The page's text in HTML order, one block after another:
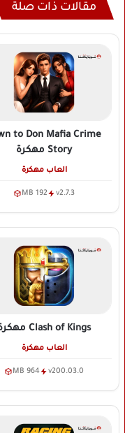
مقالات ذات صلة
to Don Mafia Crime
Story مهكرة
العاب مهكرة
v2.7.3
192 MB
Clash of Kings
العاب مهكرة
v200.03.0
964 MB